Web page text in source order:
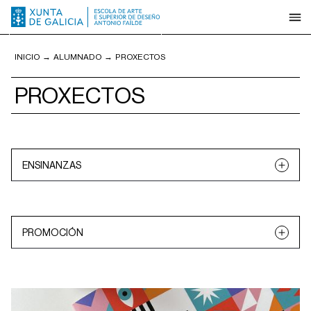
INICIO → ALUMNADO → PROXECTOS
PROXECTOS
ENSINANZAS
PROMOCIÓN
2010
2011